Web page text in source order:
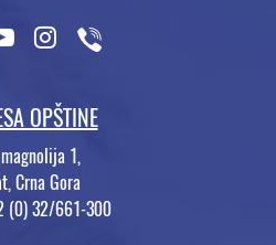
OPŠTINE
1,
Crna Gora
(0) 32/661-300